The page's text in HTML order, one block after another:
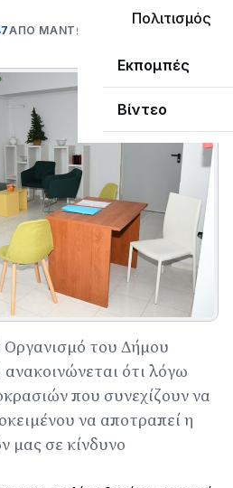
Πολιτισμός
Εκπομπές
Βίντεο
ΑΠΌ ΜΑΝΤΩ ΚΑΠΕΝΤΖΩΝΗ
Οργανισμό του Δήμου
ότι λόγω
που συνεχίζουν να
να αποτραπεί η
μας σε κίνδυνο